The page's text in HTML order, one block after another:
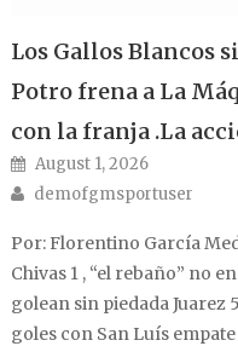
Los Gallos Blancos
Potro frena a La
con la franja .La
Posted on
August 1, 2026
Author
demofgmsportuser
Por: Florentino García
Chivas 1 , “el rebaño” no
golean sin piedada Juarez
goles con San Luís